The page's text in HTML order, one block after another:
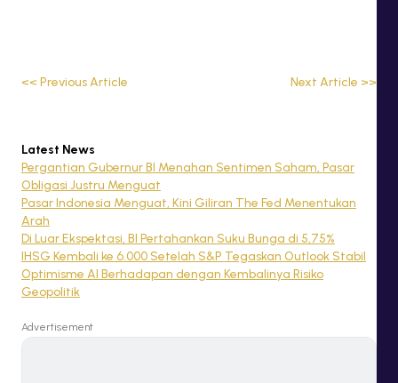
<< Previous Article Next Article >>
Latest News
Pergantian Gubernur BI Menahan Sentimen Saham, Pasar
Obligasi Justru Menguat
Pasar Indonesia Menguat, Kini Giliran The Fed Menentukan
Arah
Di Luar Ekspektasi, BI Pertahankan Suku Bunga di 5,75%
IHSG Kembali ke 6.000 Setelah S&P Tegaskan Outlook Stabil
Optimisme AI Berhadapan dengan Kembalinya Risiko
Geopolitik
Advertisement